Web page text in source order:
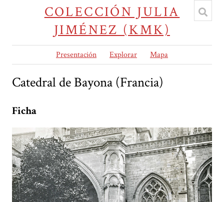
COLECCIÓN JULIA
JIMÉNEZ (KMK)
Presentación Explorar Mapa
Catedral de Bayona (Francia)
Ficha